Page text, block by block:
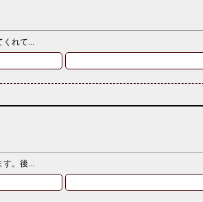
くれて...
す。後...